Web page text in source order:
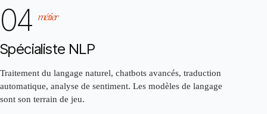
04 métier
Spécialiste NLP
Traitement du langage naturel, chatbots avancés, traduction
automatique, analyse de sentiment. Les modèles de langage
sont son terrain de jeu.